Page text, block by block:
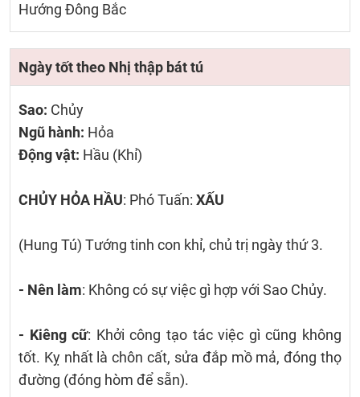
Hướng Đông Bắc
Ngày tốt theo Nhị thập bát tú
Sao: Chủy
Ngũ hành: Hỏa
Động vật: Hầu (Khỉ)
CHỦY HỎA HẦU: Phó Tuấn: XẤU
(Hung Tú) Tướng tinh con khỉ, chủ trị ngày thứ 3.
- Nên làm: Không có sự việc gì hợp với Sao Chủy.
- Kiêng cữ: Khởi công tạo tác việc gì cũng không
tốt. Kỵ nhất là chôn cất, sửa đắp mồ mả, đóng thọ
đường (đóng hòm để sẵn).